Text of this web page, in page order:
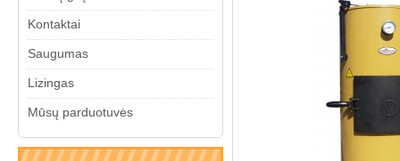
Kontaktai
Saugumas
Lizingas
Mūsų parduotuvės